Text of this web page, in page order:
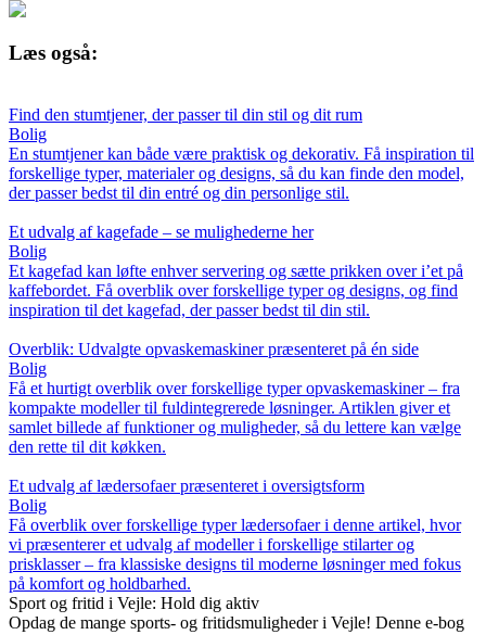
Læs også:
Find den stumtjener, der passer til din stil og dit rum
Bolig
En stumtjener kan både være praktisk og dekorativ. Få inspiration til
forskellige typer, materialer og designs, så du kan finde den model,
der passer bedst til din entré og din personlige stil.
Et udvalg af kagefade – se mulighederne her
Bolig
Et kagefad kan løfte enhver servering og sætte prikken over i’et på
kaffebordet. Få overblik over forskellige typer og designs, og find
inspiration til det kagefad, der passer bedst til din stil.
Overblik: Udvalgte opvaskemaskiner præsenteret på én side
Bolig
Få et hurtigt overblik over forskellige typer opvaskemaskiner – fra
kompakte modeller til fuldintegrerede løsninger. Artiklen giver et
samlet billede af funktioner og muligheder, så du lettere kan vælge
den rette til dit køkken.
Et udvalg af lædersofaer præsenteret i oversigtsform
Bolig
Få overblik over forskellige typer lædersofaer i denne artikel, hvor
vi præsenterer et udvalg af modeller i forskellige stilarter og
prisklasser – fra klassiske designs til moderne løsninger med fokus
på komfort og holdbarhed.
Sport og fritid i Vejle: Hold dig aktiv
Opdag de mange sports- og fritidsmuligheder i Vejle! Denne e-bog